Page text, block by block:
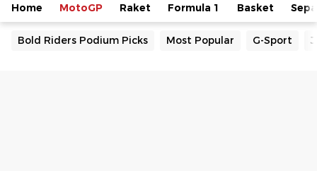
Home MotoGP Raket Formula 1 Basket
Bold Riders Podium Picks Most Popular G-Sport